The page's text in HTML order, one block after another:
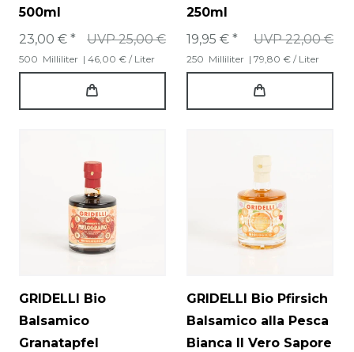
500ml
UVP 25,00 €
23,00 € *
500 Milliliter | 46,00 € / Liter
250ml
UVP 22,00 €
19,95 € *
250 Milliliter | 79,80 € / Liter
GRIDELLI Bio
Balsamico
Granatapfel
GRIDELLI Bio Pfirsich
Balsamico alla Pesca
Bianca Il Vero Sapore